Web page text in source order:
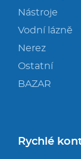
Nástroje
Vodní lázně
Nerez
Ostatní
BAZAR
Rychlé